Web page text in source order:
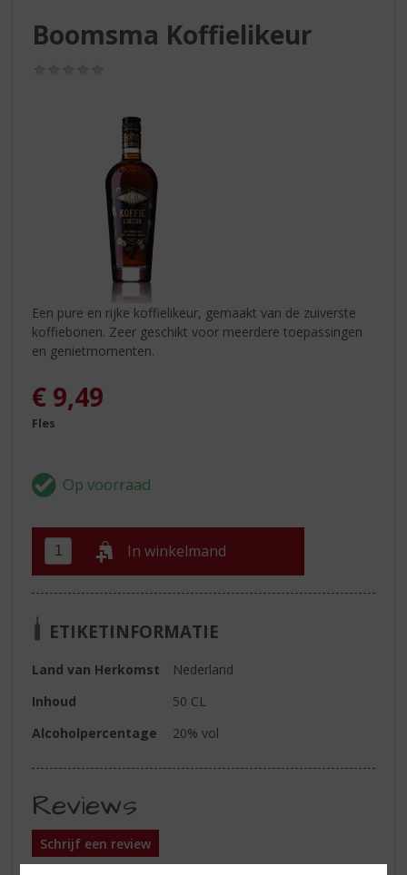
Boomsma Koffielikeur
Een pure en rijke koffielikeur, gemaakt van de zuiverste
koffiebonen. Zeer geschikt voor meerdere toepassingen
en genietmomenten.
€ 9,49
Fles
In winkelmand
ETIKETINFORMATIE
Land van Herkomst
Nederland
Inhoud
50 CL
Alcoholpercentage
20% vol
Reviews
Schrijf een review